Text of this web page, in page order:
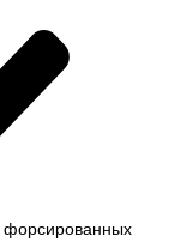
форсированных